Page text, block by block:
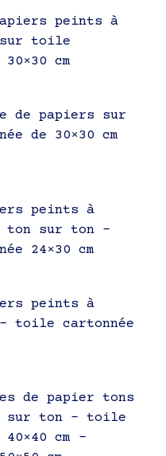
peints à
toile
cm
de papiers sur
de 30×30 cm
peints à
ton sur ton –
24×30 cm
peints à
toile cartonnée
de papier tons
sur ton – toile
cm –